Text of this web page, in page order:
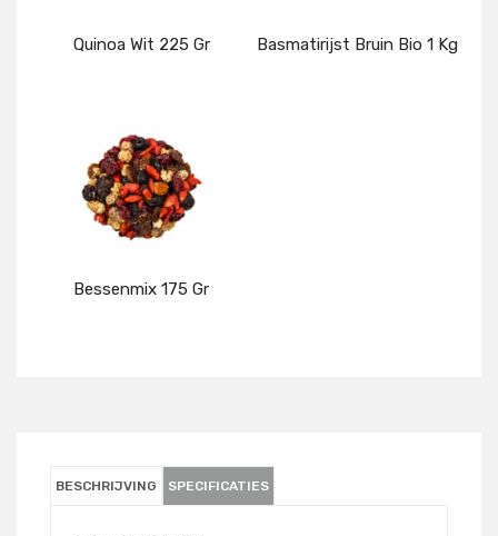
Quinoa Wit 225 Gr
Details
Basmatirijst Bruin Bio 1 Kg
Bessenmix 175 Gr
BESCHRIJVING SPECIFICATIES